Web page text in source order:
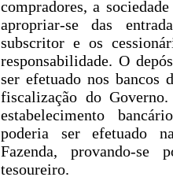
compradores, a
apropriar-se das
subscritor e os
responsabilidade. O
ser efetuado nos bancos
fiscalização do
estabelecimento
poderia ser efetuado
Fazenda, provando-
tesoureiro.